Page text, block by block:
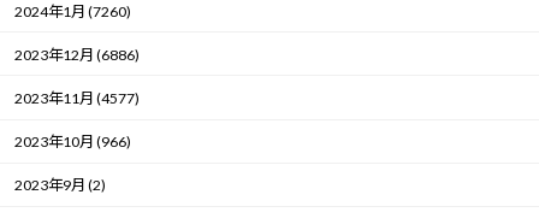
2024年1月 (7260)
2023年12月 (6886)
2023年11月 (4577)
2023年10月 (966)
2023年9月 (2)